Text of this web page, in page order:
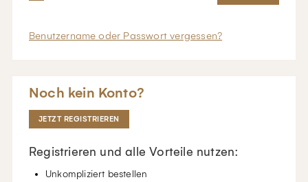
Benutzername oder Passwort vergessen?
Noch kein Konto?
JETZT REGISTRIEREN
Registrieren und alle Vorteile nutzen:
Unkompliziert bestellen